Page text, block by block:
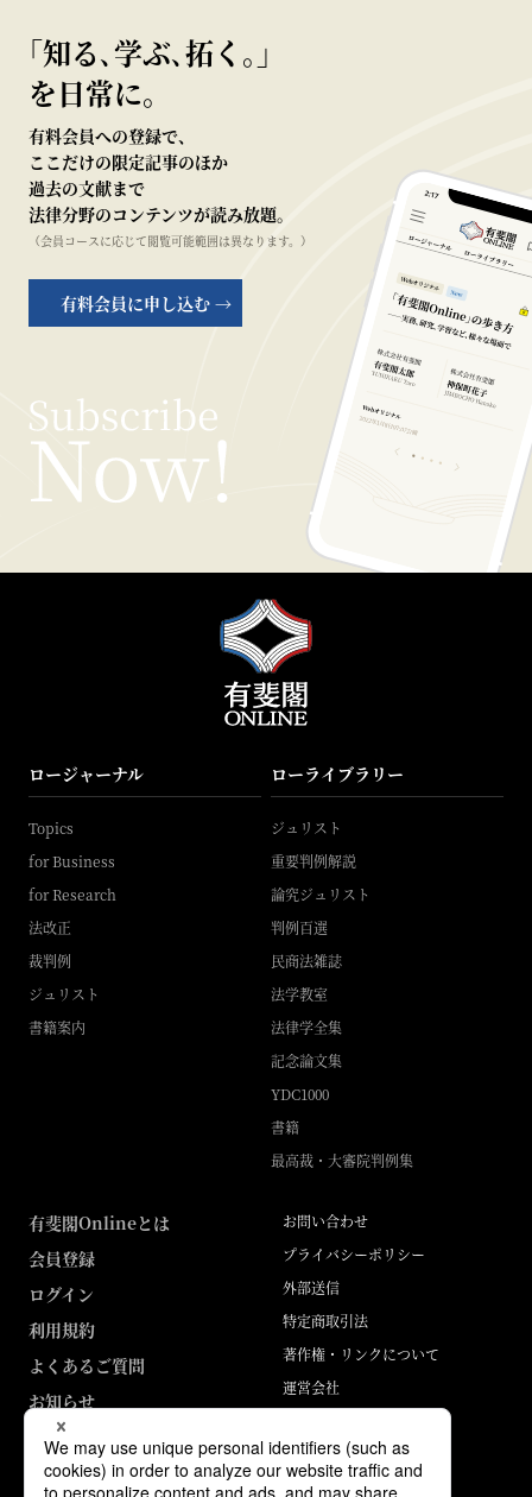
｢知る､学ぶ､拓く｡｣
を日常に。
有料会員への登録で、
ここだけの限定記事のほか
過去の文献まで
法律分野のコンテンツが読み放題。
（会員コースに応じて閲覧可能範囲は異なります。）
有料会員に申し込む →
ロージャーナル
Topics
for Business
for Research
法改正
裁判例
ジュリスト
書籍案内
ローライブラリー
ジュリスト
重要判例解説
論究ジュリスト
判例百選
民商法雑誌
法学教室
法律学全集
記念論文集
YDC1000
書籍
最高裁・大審院判例集
有斐閣Onlineとは
会員登録
ログイン
利用規約
よくあるご質問
お知らせ
お問い合わせ
プライバシーポリシー
外部送信
特定商取引法
著作権・リンクについて
運営会社